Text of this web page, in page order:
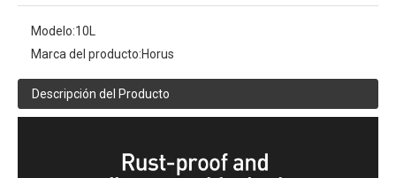
Modelo:10L
Marca del producto:Horus
Descripción del Producto